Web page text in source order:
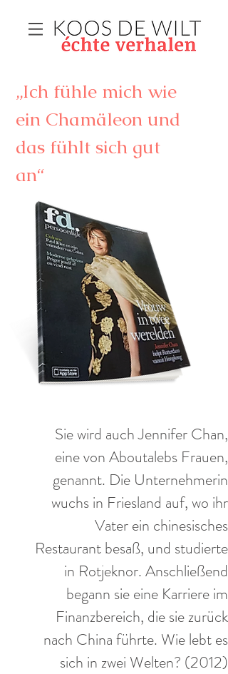
„Ich fühle mich wie
ein Chamäleon und
das fühlt sich gut
an“
Sie wird auch Jennifer Chan,
eine von Aboutalebs Frauen,
genannt. Die Unternehmerin
wuchs in Friesland auf, wo ihr
Vater ein chinesisches
Restaurant besaß, und studierte
in Rotjeknor. Anschließend
begann sie eine Karriere im
Finanzbereich, die sie zurück
nach China führte. Wie lebt es
sich in zwei Welten? (2012)